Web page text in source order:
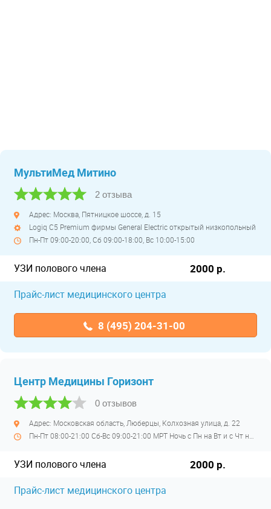
МультиМед Митино
2 отзыва
Адрес: Москва, Пятницкое шоссе, д. 15
Logiq C5 Premium фирмы General Electric открытый низкопольный
Пн-Пт 09:00-20:00, Сб 09:00-18:00, Вс 10:00-15:00
УЗИ полового члена 2000 р.
Прайс-лист медицинского центра
8 (495) 204-31-00
Центр Медицины Горизонт
0 отзывов
Адрес: Московская область, Люберцы, Колхозная улица, д. 22
УЗИ полового члена 2000 р.
Прайс-лист медицинского центра